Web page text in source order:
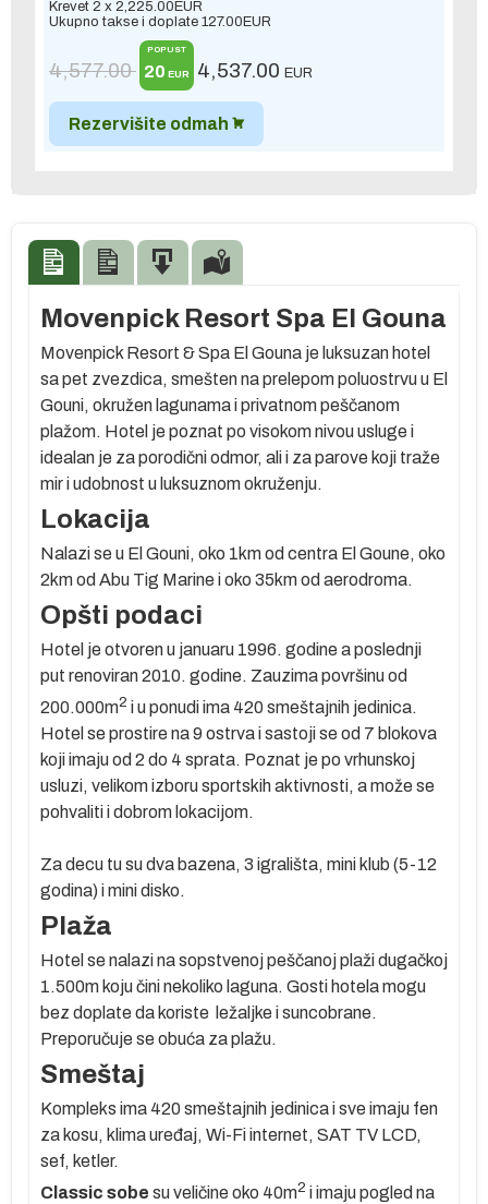
Krevet 2 x 2,225.00EUR
Ukupno takse i doplate 127.00EUR
4,577.00
POPUST
20 EUR 4,537.00 EUR
Rezervišite odmah
Movenpick Resort Spa El Gouna
Movenpick Resort & Spa El Gouna je luksuzan hotel
sa pet zvezdica, smešten na prelepom poluostrvu u El
Gouni, okružen lagunama i privatnom peščanom
plažom. Hotel je poznat po visokom nivou usluge i
idealan je za porodični odmor, ali i za parove koji traže
mir i udobnost u luksuznom okruženju.
Lokacija
Nalazi se u El Gouni, oko 1km od centra El Goune, oko
2km od Abu Tig Marine i oko 35km od aerodroma.
Opšti podaci
Hotel je otvoren u januaru 1996. godine a poslednji
put renoviran 2010. godine. Zauzima površinu od
200.000m2 i u ponudi ima 420 smeštajnih jedinica.
Hotel se prostire na 9 ostrva i sastoji se od 7 blokova
koji imaju od 2 do 4 sprata. Poznat je po vrhunskoj
usluzi, velikom izboru sportskih aktivnosti, a može se
pohvaliti i dobrom lokacijom.
Za decu tu su dva bazena, 3 igrališta, mini klub (5-12
godina) i mini disko.
Plaža
Hotel se nalazi na sopstvenoj peščanoj plaži dugačkoj
1.500m koju čini nekoliko laguna. Gosti hotela mogu
bez doplate da koriste ležaljke i suncobrane.
Preporučuje se obuća za plažu.
Smeštaj
Kompleks ima 420 smeštajnih jedinica i sve imaju fen
za kosu, klima uređaj, Wi-Fi internet, SAT TV LCD,
sef, ketler.
Classic sobe su veličine oko 40m2 i imaju pogled na